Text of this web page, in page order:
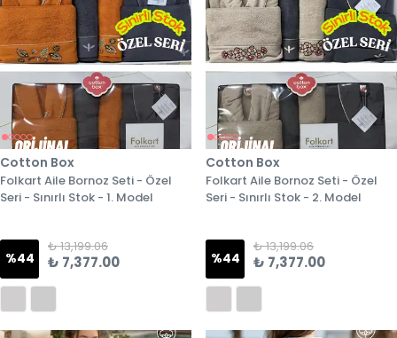
Cotton Box
Folkart Aile Bornoz Seti - Özel
Seri - Sınırlı Stok - 1. Model
%44
₺ 13,199.06
₺ 7,377.00
Cotton Box
Folkart Aile Bornoz Seti - Özel
Seri - Sınırlı Stok - 2. Model
%44
₺ 13,199.06
₺ 7,377.00